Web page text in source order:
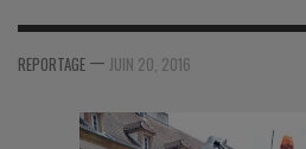
REPORTAGE — JUIN 20, 2016